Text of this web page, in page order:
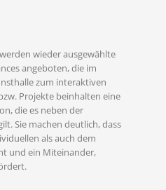
wieder ausgewählte
angeboten, die im
zum interaktiven
Projekte beinhalten eine
die es neben der
Sie machen deutlich, dass
als auch dem
und ein Miteinander,